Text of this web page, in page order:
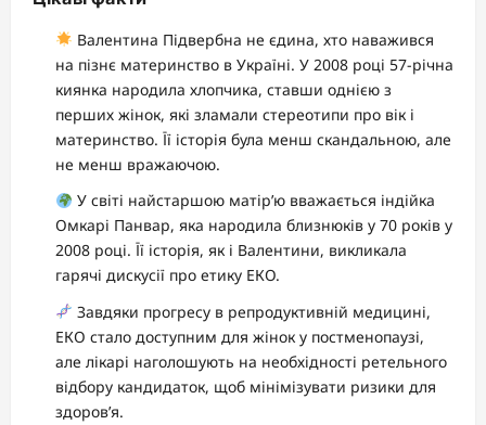
Валентина Підвербна не єдина, хто наважився
на пізнє материнство в Україні. У 2008 році 57-річна
киянка народила хлопчика, ставши однією з
перших жінок, які зламали стереотипи про вік і
материнство. Її історія була менш скандальною, але
не менш вражаючою.
У світі найстаршою матір’ю вважається індійка
Омкарі Панвар, яка народила близнюків у 70 років у
2008 році. Її історія, як і Валентини, викликала
гарячі дискусії про етику ЕКО.
Завдяки прогресу в репродуктивній медицині,
ЕКО стало доступним для жінок у постменопаузі,
але лікарі наголошують на необхідності ретельного
відбору кандидаток, щоб мінімізувати ризики для
здоров’я.